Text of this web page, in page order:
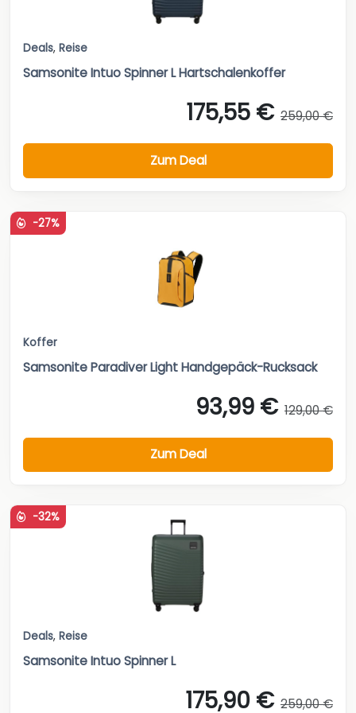
Deals, Reise
Samsonite Intuo Spinner L Hartschalenkoffer
175,55 € 259,00 €
Zum Deal
-27%
Koffer
Samsonite Paradiver Light Handgepäck-Rucksack
93,99 € 129,00 €
Zum Deal
-32%
Deals, Reise
Samsonite Intuo Spinner L
175,90 € 259,00 €